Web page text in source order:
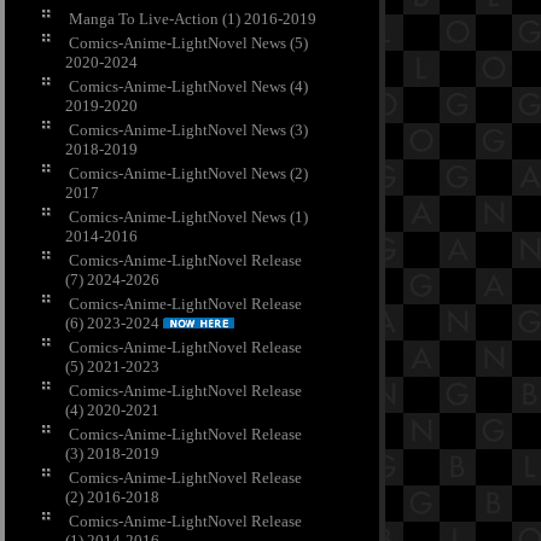
Manga To Live-Action (1) 2016-2019
Comics-Anime-LightNovel News (5)
2020-2024
Comics-Anime-LightNovel News (4)
2019-2020
Comics-Anime-LightNovel News (3)
2018-2019
Comics-Anime-LightNovel News (2)
2017
Comics-Anime-LightNovel News (1)
2014-2016
Comics-Anime-LightNovel Release
(7) 2024-2026
Comics-Anime-LightNovel Release
(6) 2023-2024
Comics-Anime-LightNovel Release
(5) 2021-2023
Comics-Anime-LightNovel Release
(4) 2020-2021
Comics-Anime-LightNovel Release
(3) 2018-2019
Comics-Anime-LightNovel Release
(2) 2016-2018
Comics-Anime-LightNovel Release